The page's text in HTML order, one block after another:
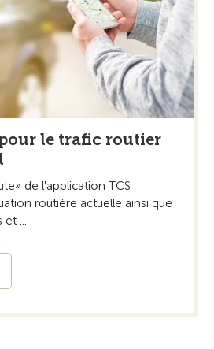
le trafic routier
de l'application TCS
routière actuelle ainsi que
et ...